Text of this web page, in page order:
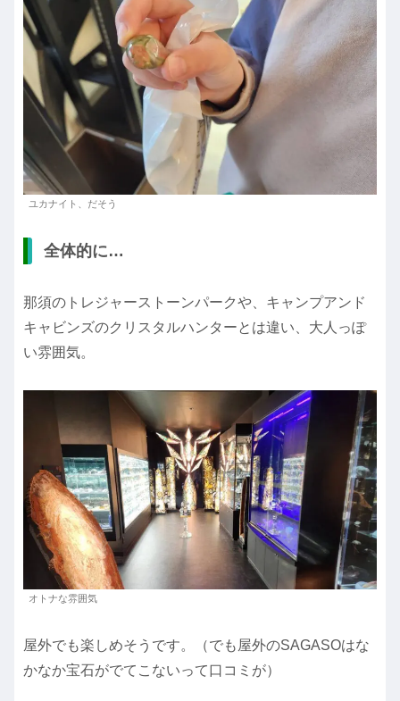
ユカナイト、だそう
全体的に…
那須のトレジャーストーンパークや、キャンプアンド
キャビンズのクリスタルハンターとは違い、大人っぽ
い雰囲気。
オトナな雰囲気
屋外でも楽しめそうです。（でも屋外のSAGASOはな
かなか宝石がでてこないって口コミが）